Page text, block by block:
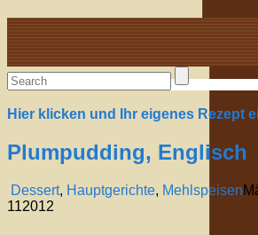
Alte Rezepte online
Hier klicken und Ihr eigenes Rezept
Plumpudding, Englisch
Dessert, Hauptgerichte, Mehlspeisen
112012